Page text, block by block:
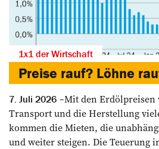
1x1 der Wirtschaft
Preise rauf? Löhne
7. Juli 2026
Mit den Erdölpreisen
Transport und die Herstellung
kommen die Mieten, die
und weiter steigen. Die Teuerung